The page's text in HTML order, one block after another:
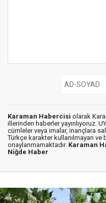
Karaman Habercisi olarak
illerinden haberler yayınlıyoruz.
cümleler veya imalar, inançlara
Türkçe karakter kullanılmayan ve
onaylanmamaktadır. Karaman
Niğde Haber